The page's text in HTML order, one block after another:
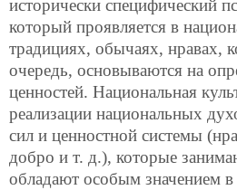
исторически специфический
который проявляется в
традициях, обычаях, нравах,
очередь, основываются на
ценностей. Национальная
реализации национальных
сил и ценностной системы
добро и т. д.), которые
обладают особым значением